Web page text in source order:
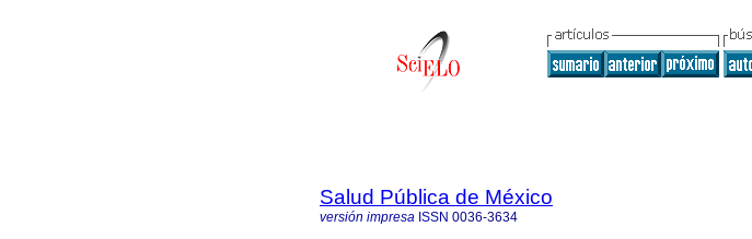
Salud Pública de México
versión impresa ISSN 0036-3634